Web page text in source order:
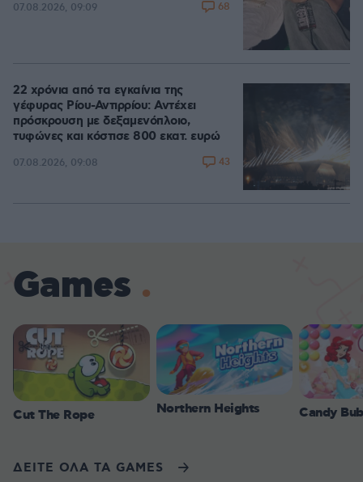
07.08.2026, 09:09 68
22 χρόνια από τα εγκαίνια της
γέφυρας Ρίου-Αντιρρίου: Αντέχει
πρόσκρουση με δεξαμενόπλοιο,
τυφώνες και κόστισε 800 εκατ. ευρώ
07.08.2026, 09:08 43
Games
Cut The Rope Northern Heights Candy
ΔΕΙΤΕ ΟΛΑ ΤΑ GAMES